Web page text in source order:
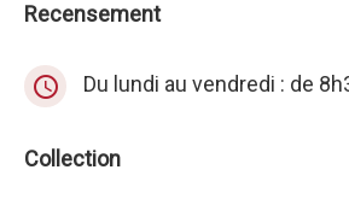
Recensement
query_builder Du lundi au vendredi : de
Collection